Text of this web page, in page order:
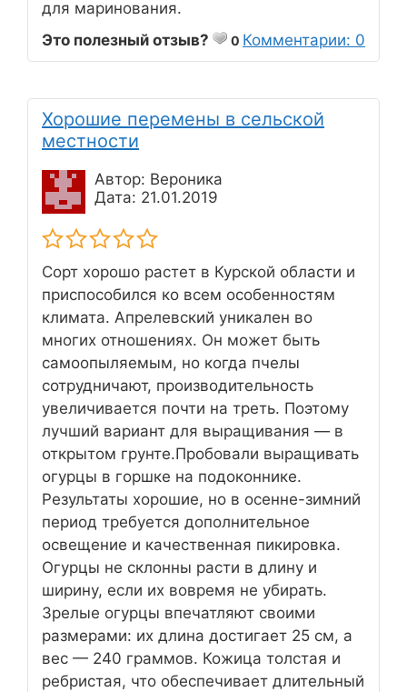
для маринования.
Это полезный отзыв?
0 Комментарии: 0
Хорошие перемены в сельской
местности
Автор: Вероника
Дата: 21.01.2019
Сорт хорошо растет в Курской области и
приспособился ко всем особенностям
климата. Апрелевский уникален во
многих отношениях. Он может быть
самоопыляемым, но когда пчелы
сотрудничают, производительность
увеличивается почти на треть. Поэтому
лучший вариант для выращивания — в
открытом грунте.Пробовали выращивать
огурцы в горшке на подоконнике.
Результаты хорошие, но в осенне-зимний
период требуется дополнительное
освещение и качественная пикировка.
Огурцы не склонны расти в длину и
ширину, если их вовремя не убирать.
Зрелые огурцы впечатляют своими
размерами: их длина достигает 25 см, а
вес — 240 граммов. Кожица толстая и
ребристая, что обеспечивает длительный